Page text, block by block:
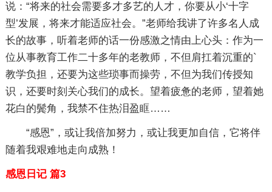
说：“将来的社会需要多才多艺的人才，你要从小‘十字
型’发展，将来才能适应社会。”老师给我讲了许多名人成
长的故事，听着老师的话一份感激之情由上心头：作为一
位从事教育工作二十多年的老教师，不但肩扛着沉重的`
教学负担，还要为这些琐事而操劳，不但为我们传授知
识，还要时刻关心我们的成长。望着疲惫的老师，望着她
花白的鬓角，我禁不住热泪盈眶……
“感恩”，或让我倍加努力，或让我更加自信，它将伴
随着我艰难地走向成熟！
感恩日记 篇3